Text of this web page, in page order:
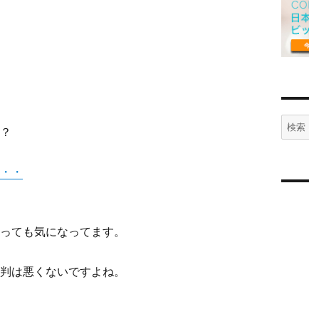
・
ても気になってます。
は悪くないですよね。
検
索